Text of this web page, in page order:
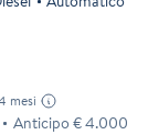
mesi
Anticipo € 4.000